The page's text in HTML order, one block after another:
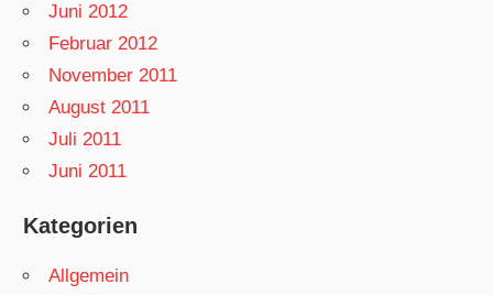
Juni 2012
Februar 2012
November 2011
August 2011
Juli 2011
Juni 2011
Kategorien
Allgemein